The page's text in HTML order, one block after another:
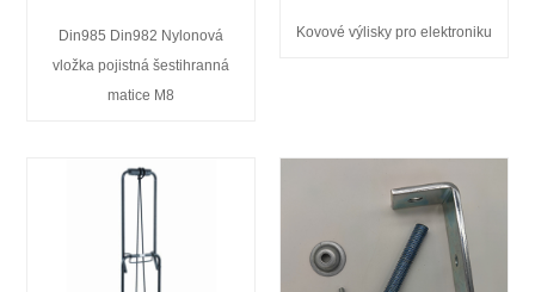
Din985 Din982 Nylonová
vložka pojistná šestihranná
matice M8
Kovové výlisky pro elektroniku